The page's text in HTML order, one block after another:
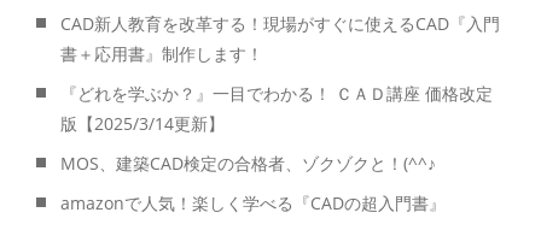
CAD新人教育を改革する！現場がすぐに使えるCAD『入門
書＋応用書』制作します！
『どれを学ぶか？』一目でわかる！ ＣＡＤ講座 価格改定
版【2025/3/14更新】
MOS、建築CAD検定の合格者、ゾクゾクと！(^^♪
amazonで人気！楽しく学べる『CADの超入門書』